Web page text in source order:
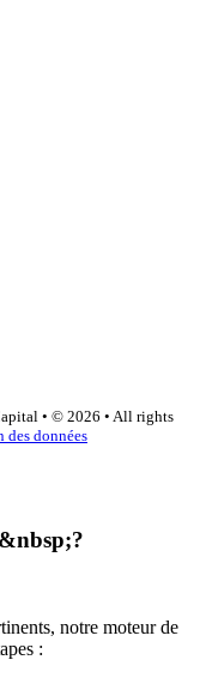
• © 2026 • All rights
des données
notre moteur de
: